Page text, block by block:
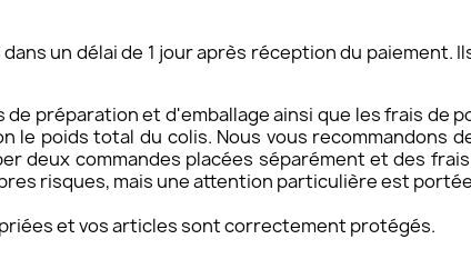
un délai de 1 jour après réception du paiement.
préparation et d'emballage ainsi que les frais de
le poids total du colis. Nous vous recommandons
deux commandes placées séparément et des
risques, mais une attention particulière est
et vos articles sont correctement protégés.